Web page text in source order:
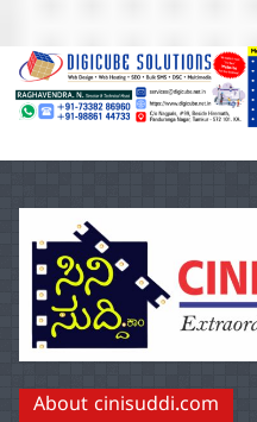
About cinisuddi.com